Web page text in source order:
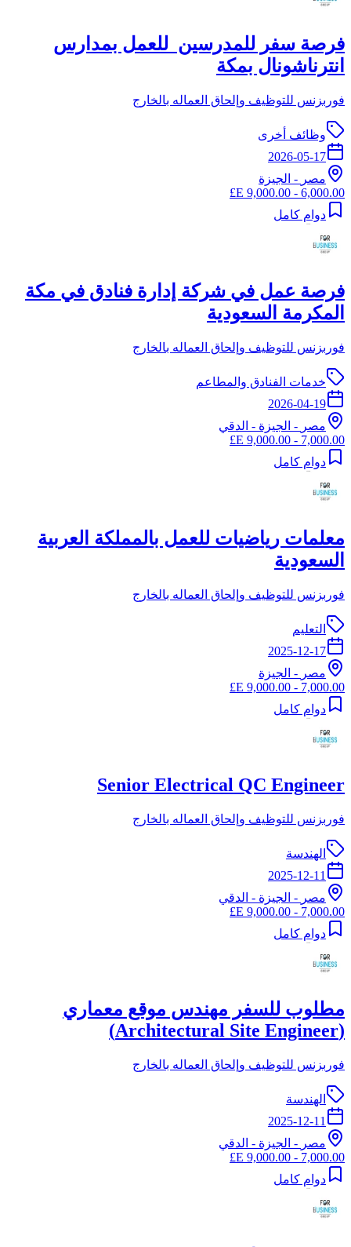
فرصة سفر للمدرسين للعمل بمدارس
انترناشونال بمكة
فوربزنس للتوظيف وإلحاق العماله بالخارج
وظائف أخرى
2026-05-17
مصر - الجيزة
6,000.00 - 9,000.00 E£
دوام كامل
فرصة عمل في شركة إدارة فنادق في مكة
المكرمة السعودية
فوربزنس للتوظيف وإلحاق العماله بالخارج
خدمات الفنادق والمطاعم
2026-04-19
مصر - الجيزة - الدقي
7,000.00 - 9,000.00 E£
دوام كامل
معلمات رياضيات للعمل بالمملكة العربية
السعودية
فوربزنس للتوظيف وإلحاق العماله بالخارج
التعليم
2025-12-17
مصر - الجيزة
7,000.00 - 9,000.00 E£
دوام كامل
Senior Electrical QC Engineer
فوربزنس للتوظيف وإلحاق العماله بالخارج
الهندسة
2025-12-11
مصر - الجيزة - الدقي
7,000.00 - 9,000.00 E£
دوام كامل
مطلوب للسفر مهندس موقع معماري
(Architectural Site Engineer)
فوربزنس للتوظيف وإلحاق العماله بالخارج
الهندسة
2025-12-11
مصر - الجيزة - الدقي
7,000.00 - 9,000.00 E£
دوام كامل